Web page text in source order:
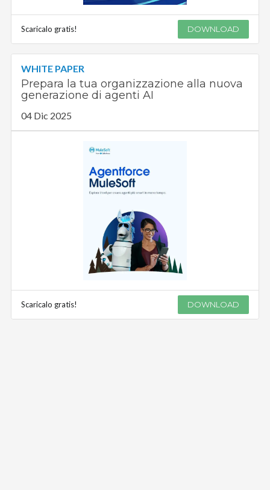
Scaricalo gratis! DOWNLOAD
WHITE PAPER
Prepara la tua organizzazione alla nuova
generazione di agenti AI
04 Dic 2025
Scaricalo gratis! DOWNLOAD